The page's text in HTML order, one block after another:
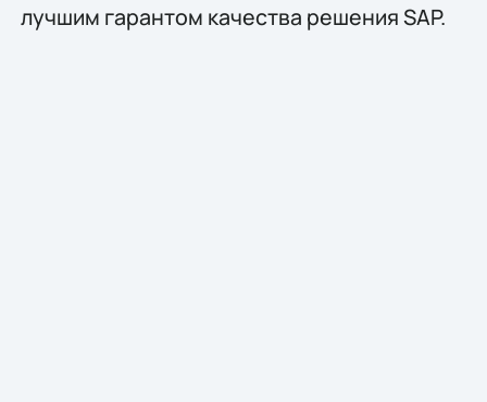
лучшим гарантом качества решения SAP.